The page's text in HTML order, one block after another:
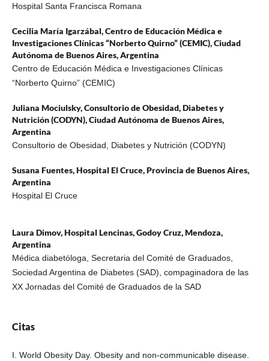
Hospital Santa Francisca Romana
Cecilia María Igarzábal,Centro de Educación Médica e
Investigaciones Clínicas “Norberto Quirno” (CEMIC), Ciudad
Autónoma de Buenos Aires, Argentina
Centro de Educación Médica e Investigaciones Clínicas
“Norberto Quirno” (CEMIC)
Juliana Mociulsky,Consultorio de Obesidad, Diabetes y
Nutrición (CODYN), Ciudad Autónoma de Buenos Aires,
Argentina
Consultorio de Obesidad, Diabetes y Nutrición (CODYN)
Susana Fuentes,Hospital El Cruce, Provincia de Buenos Aires,
Argentina
Hospital El Cruce
Laura Dimov,Hospital Lencinas, Godoy Cruz, Mendoza,
Argentina
Médica diabetóloga, Secretaria del Comité de Graduados,
Sociedad Argentina de Diabetes (SAD), compaginadora de las
XX Jornadas del Comité de Graduados de la SAD
Citas
I. World Obesity Day. Obesity and non-communicable disease.